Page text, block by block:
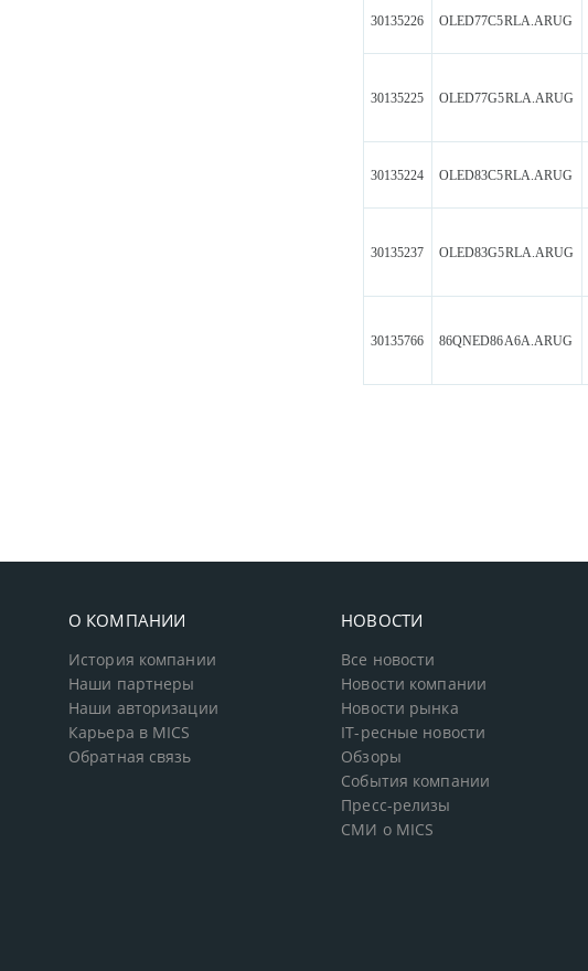
30135226 OLED77C5RLA.ARUG
30135225 OLED77G5RLA.ARUG
30135224 OLED83C5RLA.ARUG
30135237 OLED83G5RLA.ARUG
30135766 86QNED86A6A.ARUG
О КОМПАНИИ
История компании
Наши партнеры
Наши авторизации
Карьера в MICS
Обратная связь
НОВОСТИ
Все новости
Новости компании
Новости рынка
IT-ресные новости
Обзоры
События компании
Пресс-релизы
СМИ о MICS